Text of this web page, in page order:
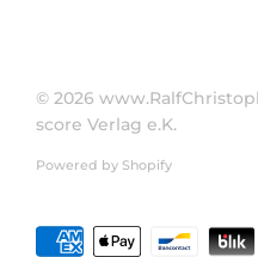
© 2026
score Verlag e.K.
Powered by Shopify